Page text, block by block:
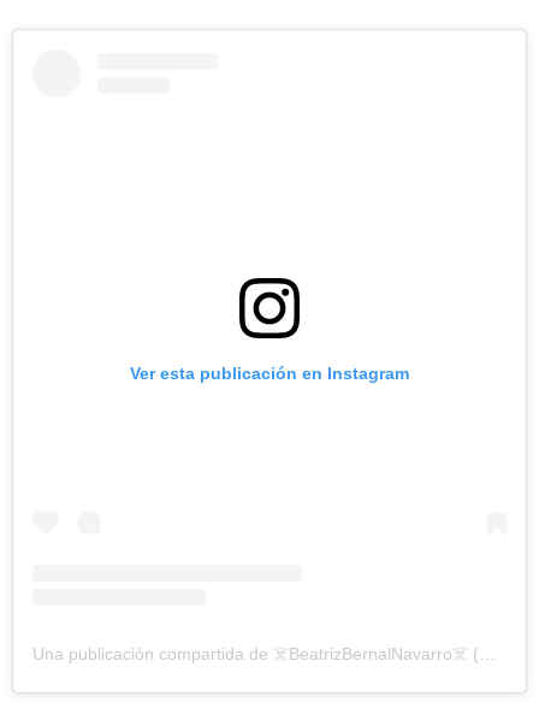
Ver esta publicación en Instagram